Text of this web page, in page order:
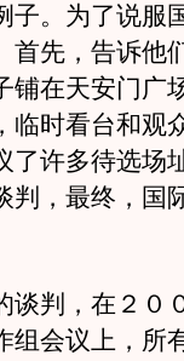
子。为了说服
首先，告诉他
铺在天安门广
临时看台和观
了许多待选场
判，最终，国
判，在２０
组会议上，所